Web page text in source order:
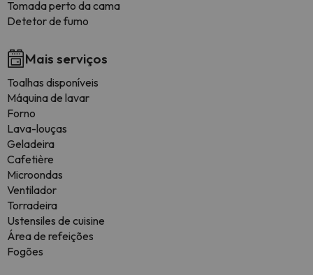
Tomada perto da cama
Detetor de fumo
Mais serviços
Toalhas disponíveis
Máquina de lavar
Forno
Lava-louças
Geladeira
Cafetière
Microondas
Ventilador
Torradeira
Ustensiles de cuisine
Área de refeições
Fogões